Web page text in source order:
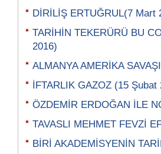
DİRİLİŞ ERTUĞRUL(7 Mart
TARİHİN TEKERÜRÜ BU
2016)
ALMANYA AMERİKA
İFTARLIK GAZOZ (15 Şubat
ÖZDEMİR ERDOĞAN İLE
TAVASLI MEHMET FEVZİ
BİRİ AKADEMİSYENİN